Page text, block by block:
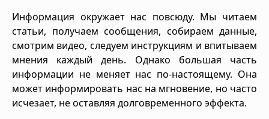
Информация окружает нас повсюду. Мы читаем
статьи, получаем сообщения, собираем данные,
смотрим видео, следуем инструкциям и впитываем
мнения каждый день. Однако большая часть
информации не меняет нас по-настоящему. Она
может информировать нас на мгновение, но часто
исчезает, не оставляя долговременного эффекта.